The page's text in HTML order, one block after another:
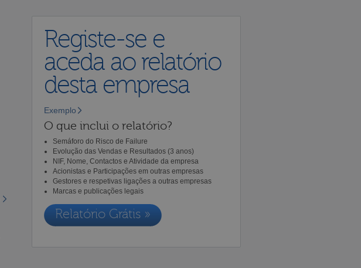
Registe-se e
aceda ao relatório
desta empresa
Exemplo
O que inclui o relatório?
Semáforo do Risco de Failure
Evolução das Vendas e Resultados (3 anos)
NIF, Nome, Contactos e Atividade da empresa
Acionistas e Participações em outras empresas
Gestores e respetivas ligações a outras empresas
Marcas e publicações legais
Relatório Grátis »